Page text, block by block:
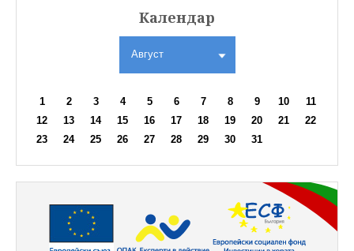
Календар
Август
1 2 3 4 5 6 7 8 9 10
11
12
13 14 15 16 17 18 19 20 21
22
23
24 25 26 27 28 29 30 31